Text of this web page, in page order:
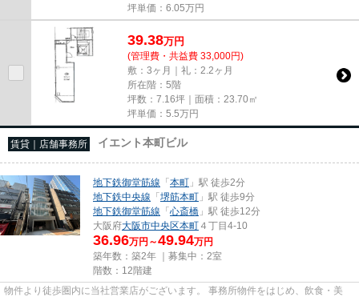
坪単価： 6.05万円
39.38万円
(管理費・共益費 33,000円)
敷：3ヶ月｜礼：2.2ヶ月
所在階：5階
坪数：7.16坪｜面積：23.70㎡
坪単価： 5.5万円
賃貸｜店舗事務所 イエント本町ビル
地下鉄御堂筋線 「本町 」駅 徒歩2分
地下鉄中央線 「堺筋本町 」駅 徒歩9分
地下鉄御堂筋線 「心斎橋 」駅 徒歩12分
大阪府大阪市中央区本町 ４丁目4-10
36.96万円～49.94万円
築年数：築2年 ｜募集中： 2室
階数：12階建
物件より徒歩圏内に当社営業店がございます。 事務所物件をはじめ、飲食・美